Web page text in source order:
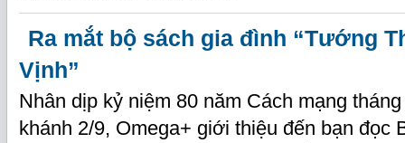
Ra mắt bộ sách gia đình “Tướng
Vịnh”
Nhân dịp kỷ niệm 80 năm Cách mạng
khánh 2/9, Omega+ giới thiệu đến bạn đọc